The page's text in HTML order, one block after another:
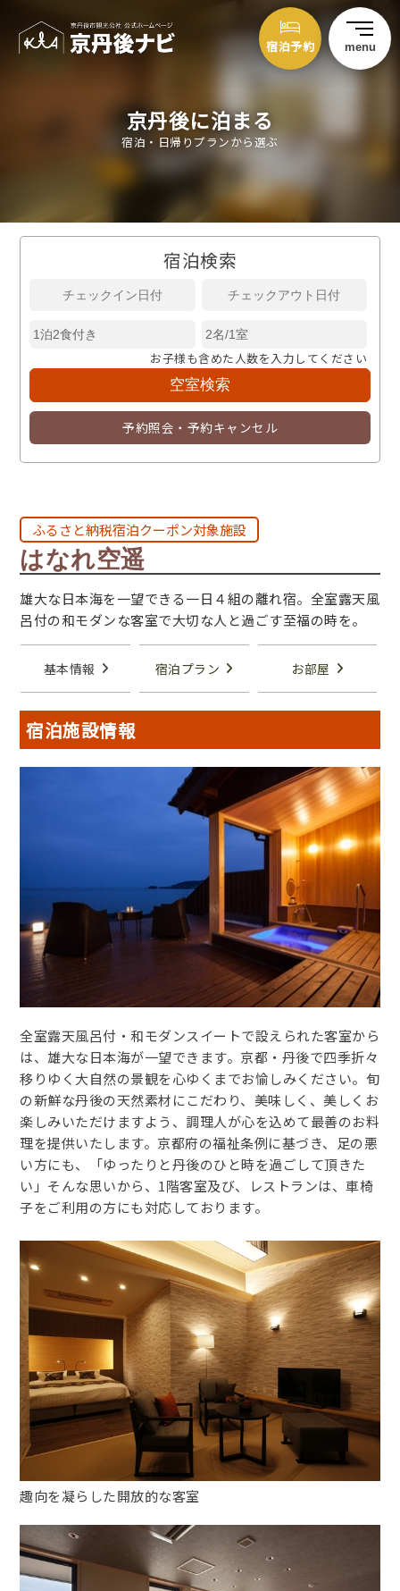
宿泊予約 menu
京丹後に泊まる
宿泊・日帰りプランから選ぶ
宿泊検索
お子様も含めた人数を入力してください
予約照会・予約キャンセル
ふるさと納税宿泊クーポン対象施設
はなれ空遥
雄大な日本海を一望できる一日４組の離れ宿。全室露天風
呂付の和モダンな客室で大切な人と過ごす至福の時を。
基本情報 宿泊プラン お部屋
宿泊施設情報
全室露天風呂付・和モダンスイートで設えられた客室から
は、雄大な日本海が一望できます。京都・丹後で四季折々
移りゆく大自然の景観を心ゆくまでお愉しみください。旬
の新鮮な丹後の天然素材にこだわり、美味しく、美しくお
楽しみいただけますよう、調理人が心を込めて最善のお料
理を提供いたします。京都府の福祉条例に基づき、足の悪
い方にも、「ゆったりと丹後のひと時を過ごして頂きた
い」そんな思いから、1階客室及び、レストランは、車椅
子をご利用の方にも対応しております。
趣向を凝らした開放的な客室